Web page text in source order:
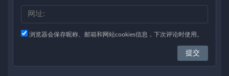
浏览器会保存昵称、邮箱和网站cookies信息，下次评论时使用。